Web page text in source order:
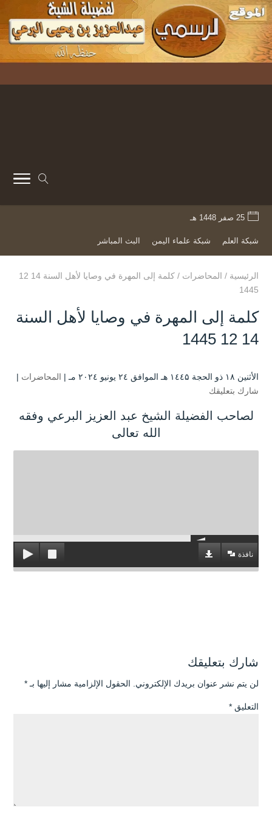
25 صفر 1448 هـ
شبكة العلم شبكة علماء اليمن البث المباشر
الرئيسية / المحاضرات /
كلمة إلى المهرة في وصايا لأهل السنة 14 12
1445
كلمة إلى المهرة في وصايا لأهل السنة
14 12 1445
الأثنين ۱۸ ذو الحجة ۱٤٤۵ هـ الموافق ۲٤ يونيو ۲۰۲٤ مـ | المحاضرات |
شارك بتعليقك
لصاحب الفضيلة الشيخ عبد العزيز البرعي وفقه
الله تعالى
نافذة
شارك بتعليقك
لن يتم نشر عنوان بريدك الإلكتروني. الحقول الإلزامية مشار إليها بـ *
التعليق *